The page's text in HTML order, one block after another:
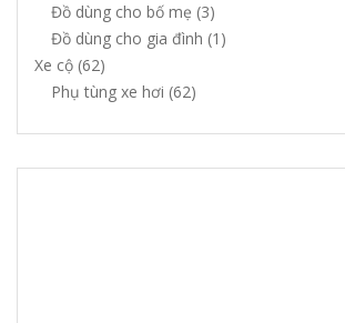
Đồ dùng cho bố mẹ (3)
Đồ dùng cho gia đình (1)
Xe cộ (62)
Phụ tùng xe hơi (62)